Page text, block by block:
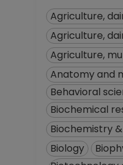
Agriculture,
Agriculture,
Agriculture,
Anatomy and
Behavioral
Biochemical
Biochemistry
Biology